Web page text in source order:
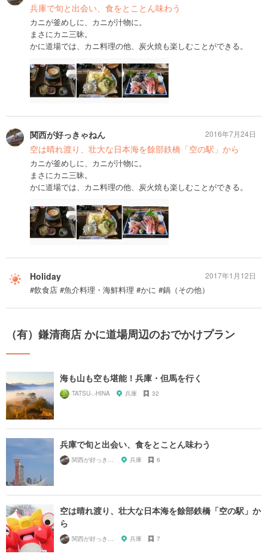
兵庫で旬と出会い、食をとことん味わう
カニが釜めしに、カニが汁物に。
まさにカニ三昧。
かに道場では、カニ料理の他、炭火焼も楽しむことができる。
関西が好っきゃねん
空は晴れ渡り、壮大な日本海を餘部鉄橋「空の駅」から
カニが釜めしに、カニが汁物に。
まさにカニ三昧。
かに道場では、カニ料理の他、炭火焼も楽しむことができる。
2016年7月24日
Holiday
#飲食店 #魚介料理・海鮮料理 #かに #鍋（その他）
2017年1月12日
（有）鎌清商店 かに道場周辺のおでかけプラン
海も山も空も堪能！兵庫・但馬を行く
TATSU-.-HINA 兵庫 32
兵庫で旬と出会い、食をとことん味わう
関西が好っきゃねん 兵庫 6
空は晴れ渡り、壮大な日本海を餘部鉄橋「空の駅」か
ら
関西が好っきゃねん 兵庫 7